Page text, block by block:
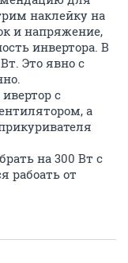
наклейку на
и напряжение,
инвертора. В
Это явно с
с
а
на 300 Вт с
рабоать от